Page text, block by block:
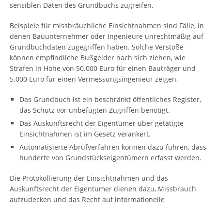
sensiblen Daten des Grundbuchs zugreifen.
Beispiele für missbräuchliche Einsichtnahmen sind Fälle, in
denen Bauunternehmer oder Ingenieure unrechtmäßig auf
Grundbuchdaten zugegriffen haben. Solche Verstöße
können empfindliche Bußgelder nach sich ziehen, wie
Strafen in Höhe von 50.000 Euro für einen Bauträger und
5.000 Euro für einen Vermessungsingenieur zeigen.
Das Grundbuch ist ein beschränkt öffentliches Register,
das Schutz vor unbefugten Zugriffen benötigt.
Das Auskunftsrecht der Eigentümer über getätigte
Einsichtnahmen ist im Gesetz verankert.
Automatisierte Abrufverfahren können dazu führen, dass
hunderte von Grundstückseigentümern erfasst werden.
Die Protokollierung der Einsichtnahmen und das
Auskunftsrecht der Eigentümer dienen dazu, Missbrauch
aufzudecken und das Recht auf informationelle